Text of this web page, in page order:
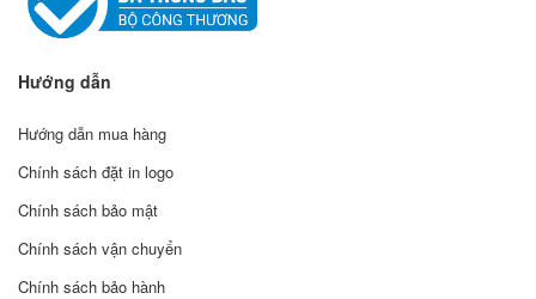
Hướng dẫn
Hướng dẫn mua hàng
Chính sách đặt in logo
Chính sách bảo mật
Chính sách vận chuyển
Chính sách bảo hành